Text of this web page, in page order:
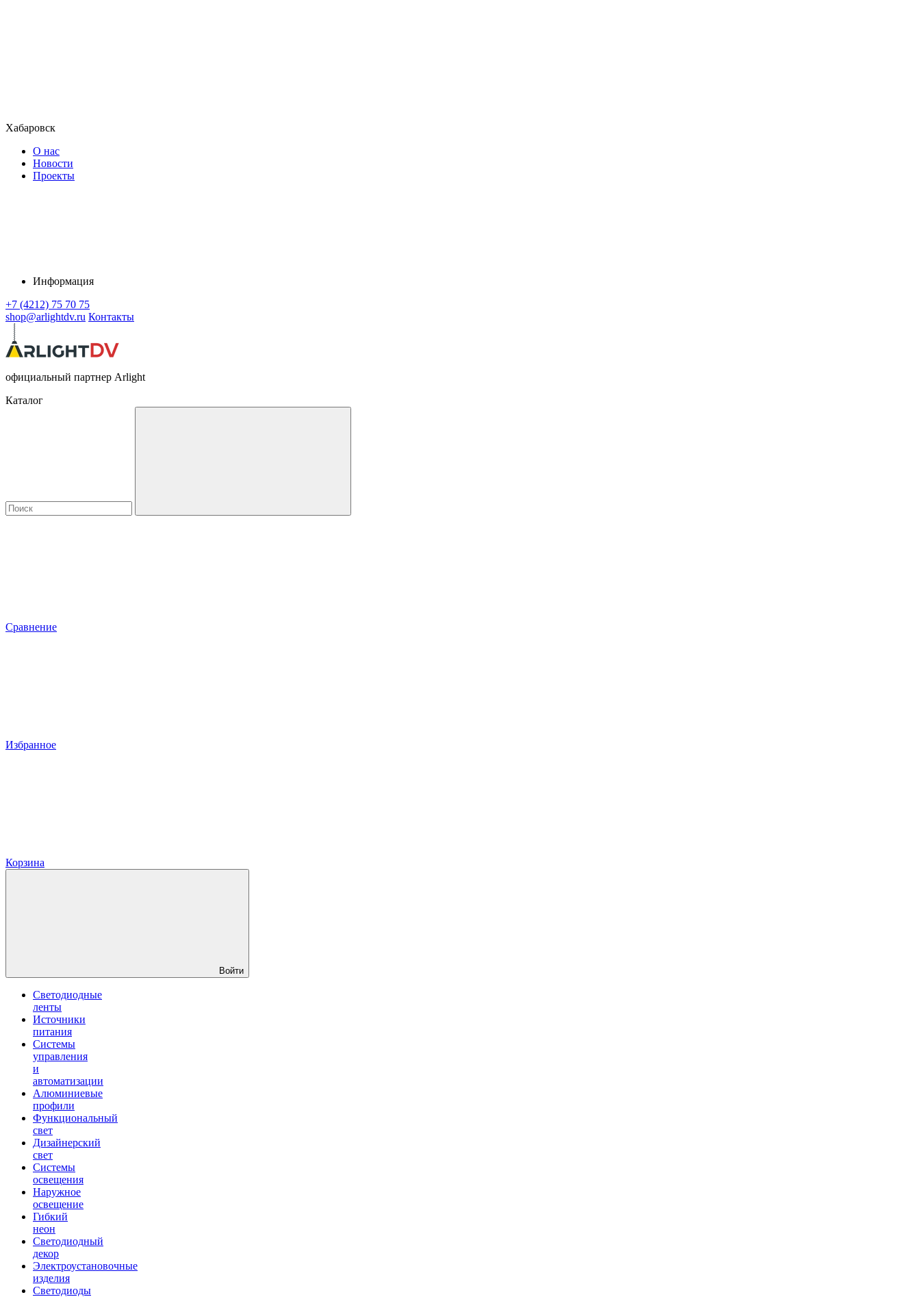
Хабаровск
О нас
Новости
Проекты
Информация
+7 (4212) 75 70 75
shop@arlightdv.ru Контакты
официальный партнер Arlight
Каталог
Сравнение
Избранное
Корзина
Войти
Светодиодные
ленты
Источники
питания
Системы
управления
и
автоматизации
Алюминиевые
профили
Функциональный
свет
Дизайнерский
свет
Системы
освещения
Наружное
освещение
Гибкий
неон
Светодиодный
декор
Электроустановочные
изделия
Светодиоды